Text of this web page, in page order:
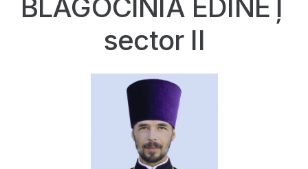
BLAGOCINIA EDINEȚ
sector II